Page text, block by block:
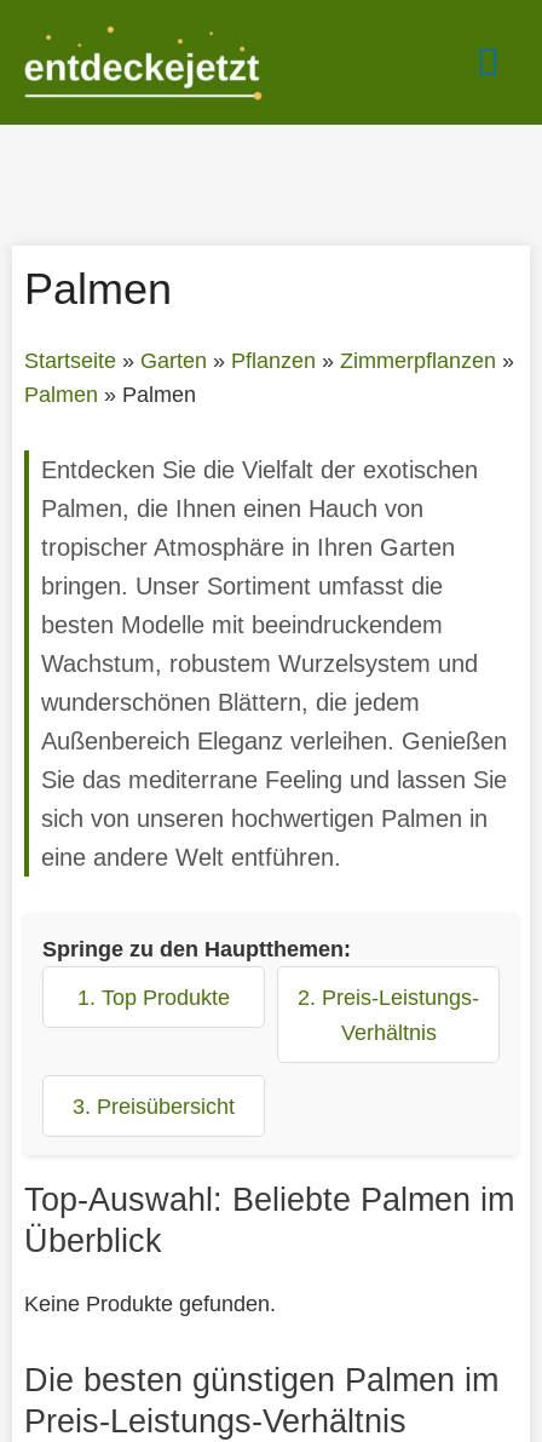
springen
Palmen
Startseite» Garten » Pflanzen » Zimmerpflanzen »
Palmen » Palmen
Entdecken Sie die Vielfalt der exotischen
Palmen, die Ihnen einen Hauch von
tropischer Atmosphäre in Ihren Garten
bringen. Unser Sortiment umfasst die
besten Modelle mit beeindruckendem
Wachstum, robustem Wurzelsystem und
wunderschönen Blättern, die jedem
Außenbereich Eleganz verleihen. Genießen
Sie das mediterrane Feeling und lassen Sie
sich von unseren hochwertigen Palmen in
eine andere Welt entführen.
Springe zu den Hauptthemen:
1. Top Produkte
2. Preis-Leistungs-
Verhältnis
3. Preisübersicht
Top-Auswahl: Beliebte Palmen im
Überblick
Keine Produkte gefunden.
Die besten günstigen Palmen im
Preis-Leistungs-Verhältnis